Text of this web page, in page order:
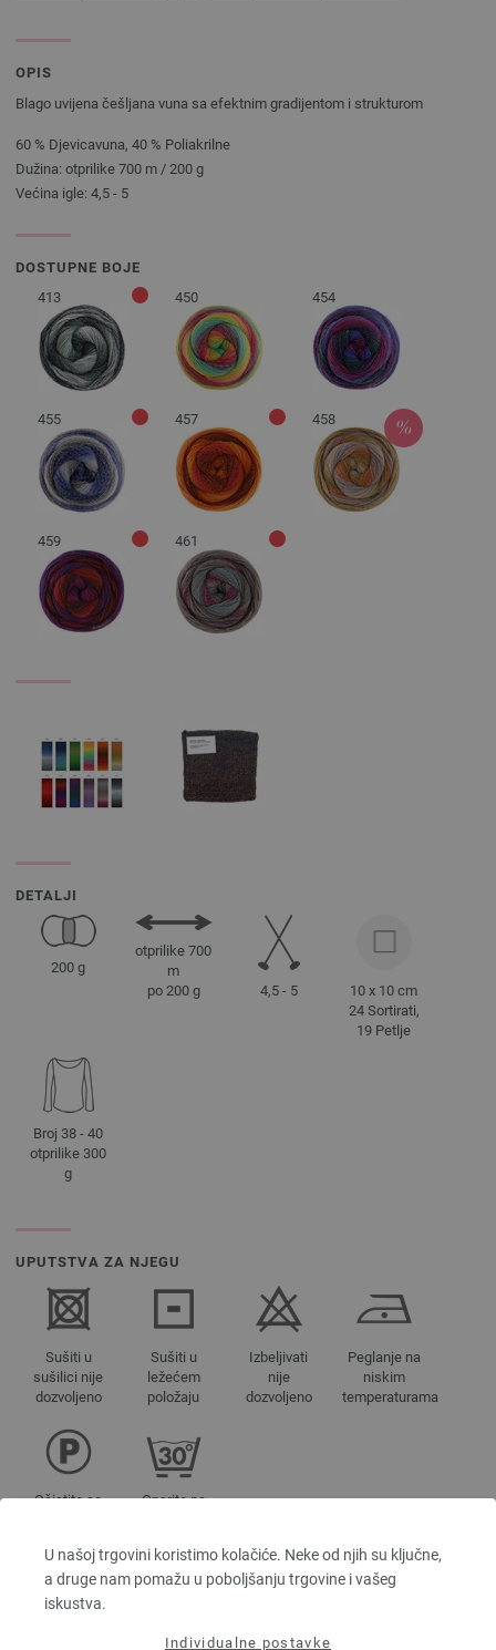
U našoj trgovini koristimo kolačiće. Neke od njih su ključne,
a druge nam pomažu u poboljšanju trgovine i vašeg
iskustva.
Individualne postavke
OPIS
Blago uvijena češljana vuna sa efektnim gradijentom i strukturom
60 % Djevicavuna, 40 % Poliakrilne
Dužina: otprilike 700 m / 200 g
Većina igle: 4,5 - 5
DOSTUPNE BOJE
413
450 454
455 457 458
459 461
DETALJI
200 g
otprilike 700
m
po 200 g
4,5 - 5
10 x 10 cm
24 Sortirati,
19 Petlje
Broj 38 - 40
otprilike 300
g
UPUTSTVA ZA NJEGU
Sušiti u
sušilici nije
dozvoljeno
Sušiti u
ležećem
položaju
Izbeljivati
nije
dozvoljeno
Peglanje na
niskim
temperaturama
Očistite sa
Operite na